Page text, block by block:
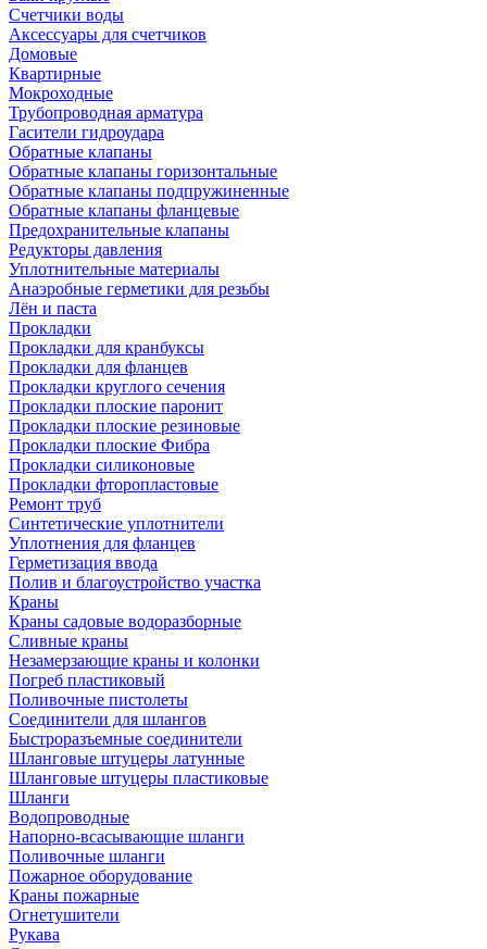
Счетчики воды
Аксессуары для счетчиков
Домовые
Квартирные
Мокроходные
Трубопроводная арматура
Гасители гидроудара
Обратные клапаны
Обратные клапаны горизонтальные
Обратные клапаны подпружиненные
Обратные клапаны фланцевые
Предохранительные клапаны
Редукторы давления
Уплотнительные материалы
Анаэробные герметики для резьбы
Лён и паста
Прокладки
Прокладки для кранбуксы
Прокладки для фланцев
Прокладки круглого сечения
Прокладки плоские паронит
Прокладки плоские резиновые
Прокладки плоские Фибра
Прокладки силиконовые
Прокладки фторопластовые
Ремонт труб
Синтетические уплотнители
Уплотнения для фланцев
Герметизация ввода
Полив и благоустройство участка
Краны
Краны садовые водоразборные
Сливные краны
Незамерзающие краны и колонки
Погреб пластиковый
Поливочные пистолеты
Соединители для шлангов
Быстроразъемные соединители
Шланговые штуцеры латунные
Шланговые штуцеры пластиковые
Шланги
Водопроводные
Напорно-всасывающие шланги
Поливочные шланги
Пожарное оборудование
Краны пожарные
Огнетушители
Рукава